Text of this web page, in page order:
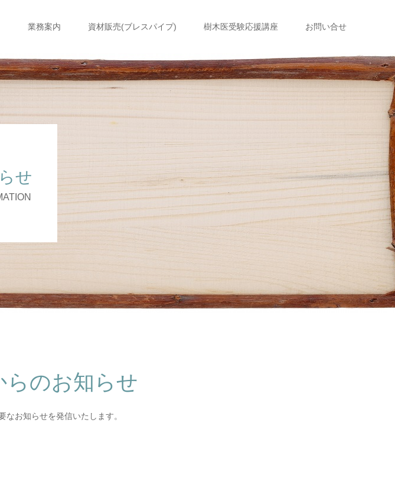
業務案内 資材販売(ブレスパイプ) 樹木医受験応援講座 お問い合せ
せ
らのお知らせ
なお知らせを発信いたします。